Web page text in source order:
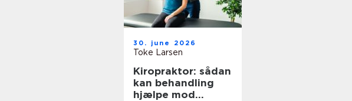
30. june 2026
Toke Larsen
Kiropraktor: sådan
kan behandling
hjælpe mod